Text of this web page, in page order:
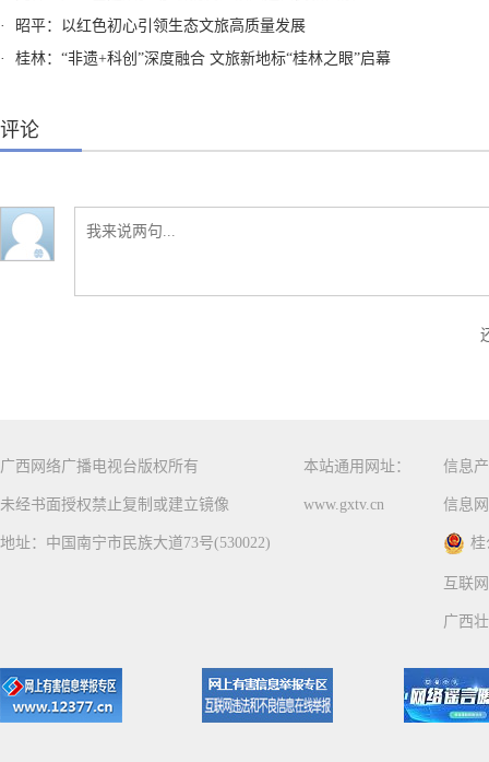
·
昭平：以红色初心引领生态文旅高质量发展
·
桂林：“非遗+科创”深度融合 文旅新地标“桂林之眼”启幕
评论
广西网络广播电视台版权所有
未经书面授权禁止复制或建立镜像
地址：中国南宁市民族大道73号(530022)
本站通用网址：
www.gxtv.cn
信息
信息
桂
互联
广西